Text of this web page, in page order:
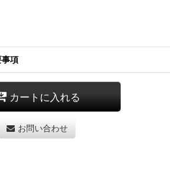
項
カートに入れる
お問い合わせ